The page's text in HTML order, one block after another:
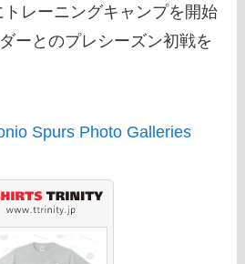
レーニングキャンプを開始
ーとのプレシーズン初戦を
Spurs Photo Galleries